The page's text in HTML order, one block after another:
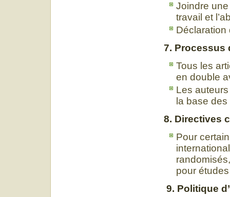
Joindre
travail et
Déclaration
7. Processus
Tous les
en double
Les
la base
8. Directives
Pour
pour
9. Politique